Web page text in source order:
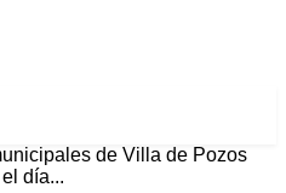
de Villa de Pozos
día...